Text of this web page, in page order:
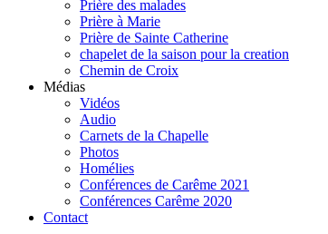
Prière des malades
Prière à Marie
Prière de Sainte Catherine
chapelet de la saison pour la creation
Chemin de Croix
Médias
Vidéos
Audio
Carnets de la Chapelle
Photos
Homélies
Conférences de Carême 2021
Conférences Carême 2020
Contact